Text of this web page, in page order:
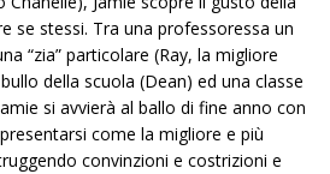
se stessi. Tra una professoressa un
“zia” particolare (Ray, la migliore
della scuola (Dean) ed una classe
si avvierà al ballo di fine anno con
come la migliore e più
convinzioni e costrizioni e